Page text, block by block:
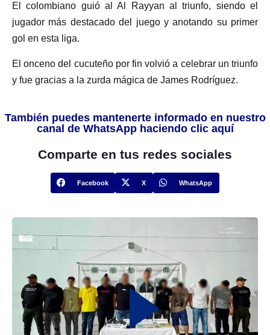
El colombiano guió al Al Rayyan al triunfo, siendo el
jugador más destacado del juego y anotando su primer
gol en esta liga.
El onceno del cucuteño por fin volvió a celebrar un triunfo
y fue gracias a la zurda mágica de James Rodríguez.
También puedes mantenerte informado en nuestro
canal de WhatsApp haciendo clic aquí
Comparte en tus redes sociales
Facebook X WhatsApp